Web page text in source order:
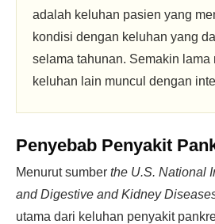
adalah keluhan pasien yang
kondisi dengan keluhan yang
selama tahunan. Semakin lama
keluhan lain muncul dengan
Penyebab Penyakit
Menurut sumber the U.S. National
and Digestive and Kidney
utama dari keluhan penyakit